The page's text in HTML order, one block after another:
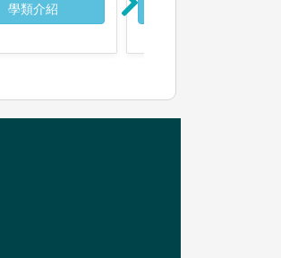
學類介紹